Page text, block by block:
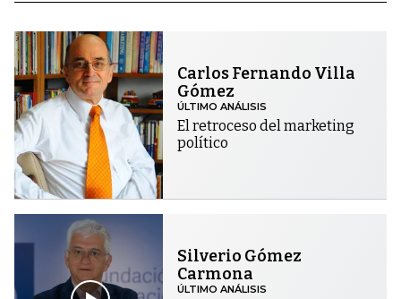
Carlos Fernando Villa
Gómez
ÚLTIMO ANÁLISIS
El retroceso del marketing
político
Silverio Gómez
Carmona
ÚLTIMO ANÁLISIS